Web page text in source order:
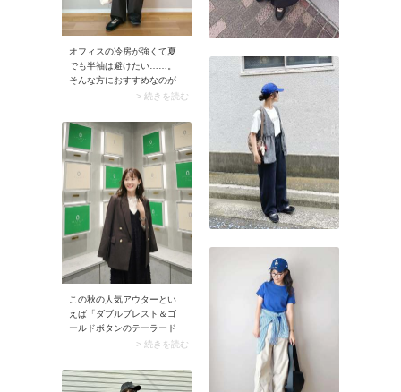
オフィスの冷房が強くて夏
でも半袖は避けたい……。
そんな方におすすめなのが
長袖のシアーシャツ。白ベ
柄が入った上品なシャツな
ら、羽織るだけで白Tシャツ
もきれいめな印象に。落ち
感のあるワイドパンツに合
わせれば、着心地もラクち
んなリラックスコーデに仕
上がります。
> 続きを読む
この秋の人気アウターとい
えば「ダブルブレスト＆ゴ
ールドボタンのテーラード
ジャケット」。かっちりし
施されたゴールドボタンの
掛け合わせでトラッドムー
> 続きを読む